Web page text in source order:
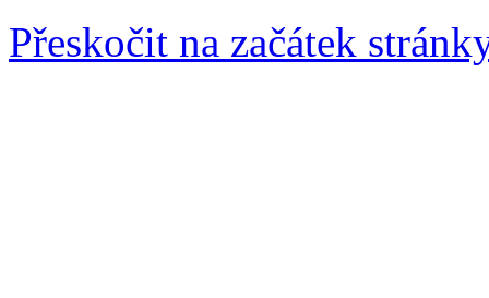
Přeskočit na začátek